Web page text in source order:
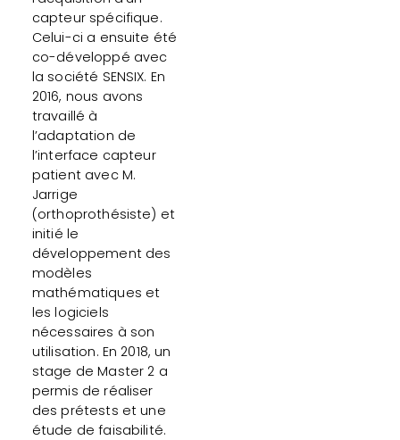
capteur spécifique.
Celui-ci a ensuite été
co-développé avec
la société SENSIX. En
2016, nous avons
travaillé à
l’adaptation de
l’interface capteur
patient avec M.
Jarrige
(orthoprothésiste) et
initié le
développement des
modèles
mathématiques et
les logiciels
nécessaires à son
utilisation. En 2018, un
stage de Master 2 a
permis de réaliser
des prétests et une
étude de faisabilité.